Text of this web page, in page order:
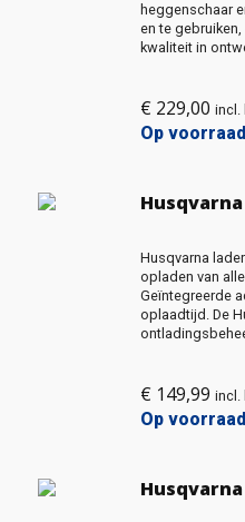
heggenschaar
en te
kwaliteit in
€ 229,00 incl.
Op
Husqvarna
Husqvarna
opladen van
Geïntegreerde
oplaadtijd. De
€ 149,99 incl.
Op
Husqvarna